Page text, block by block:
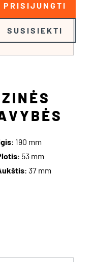
PRISIJUNGTI
SUSISIEKTI
: 190 mm
: 53 mm
: 37 mm